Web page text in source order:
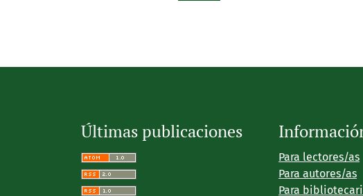
Últimas publicaciones
Para lectores/as
Para autores/as
Para